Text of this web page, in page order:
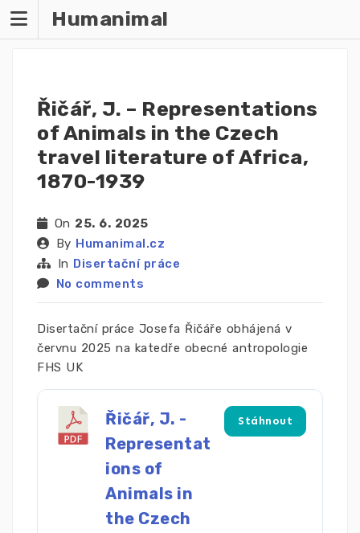
Humanimal
Řičář, J. – Representations
of Animals in the Czech
travel literature of Africa,
1870-1939
On 25. 6. 2025
By Humanimal.cz
In Disertační práce
No comments
Disertační práce Josefa Řičáře obhájená v
červnu 2025 na katedře obecné antropologie
FHS UK
Řičář, J. -
Representat
ions of
Animals in
the Czech
Stáhnout